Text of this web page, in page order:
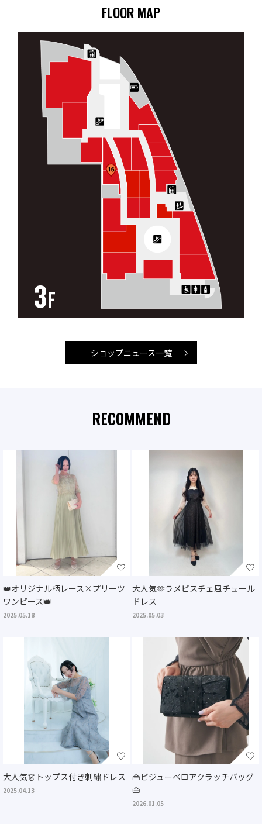
FLOOR MAP
3F
ショップニュース一覧
RECOMMEND
👑オリジナル柄レース×プリーツ
ワンピース👑
2025.05.18
大人気🫶ラメビスチェ風チュール
ドレス
2025.05.03
大人気👗トップス付き刺繍ドレス
2025.04.13
👜ビジューベロアクラッチバッグ
👜
2026.01.05